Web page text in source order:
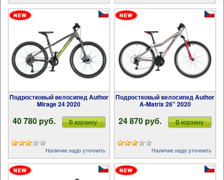
Подростковый велосипед Author
Mirage 24 2020
40 780 pуб. В корзину
Наличие надо уточнить
Подростковый велосипед Author
A-Matrix 26" 2020
24 870 pуб. В корзину
Наличие надо уточнить